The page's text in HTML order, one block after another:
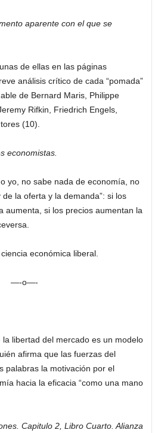
aparente con el que se
de ellas en las páginas
análisis crítico de cada “pomada”
de Bernard Maris, Philippe
Rifkin, Friedrich Engels,
(10).
economistas.
yo, no sabe nada de economía, no
la oferta y la demanda”: si los
aumenta, si los precios aumentan la
económica liberal.
—-o—-
libertad del mercado es un modelo
afirma que las fuerzas del
palabras la motivación por el
hacia la eficacia “como una mano
Capitulo 2, Libro Cuarto. Alianza